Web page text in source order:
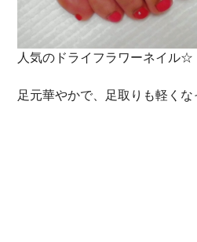
人気のドライフラワーネイル☆
足元華やかで、足取りも軽くな